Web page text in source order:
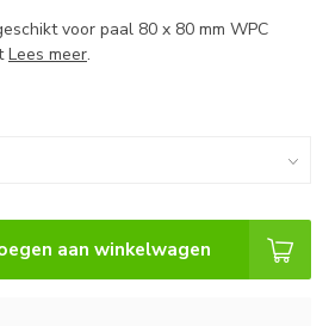
voor paal 80 x 80 mm WPC
Lees meer.
aan winkelwagen